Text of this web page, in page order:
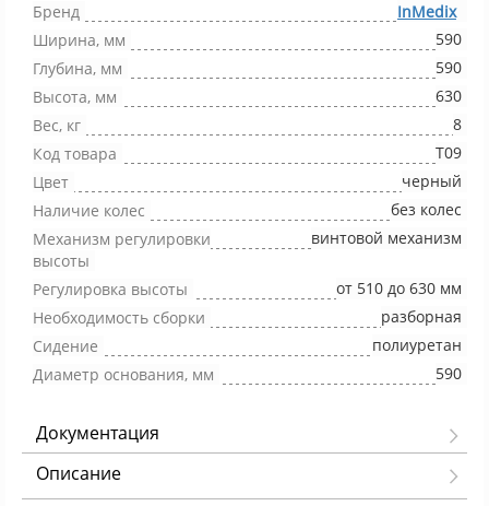
Бренд
InMedix
Ширина, мм
590
Глубина, мм
590
Высота, мм
630
Вес, кг
8
Код товара
Т09
Цвет
черный
Наличие колес
без колес
Механизм регулировки
высоты
винтовой механизм
Регулировка высоты
от 510 до 630 мм
Необходимость сборки
разборная
Сидение
полиуретан
Диаметр основания, мм
590
Документация
Описание